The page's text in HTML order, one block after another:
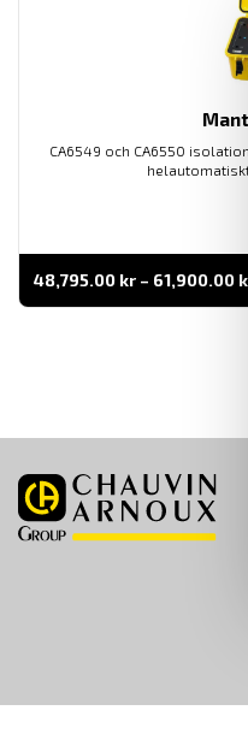
CA6549 och CA6550
48,795.00 kr – 61,900.00